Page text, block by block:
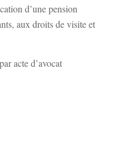
d’une pension
aux droits de visite et
acte d’avocat